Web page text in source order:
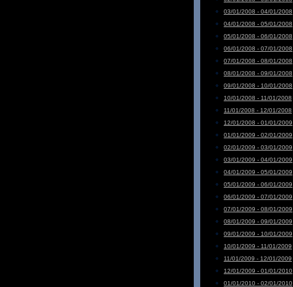
03/01/2008 - 04/01/2008
04/01/2008 - 05/01/2008
05/01/2008 - 06/01/2008
06/01/2008 - 07/01/2008
07/01/2008 - 08/01/2008
08/01/2008 - 09/01/2008
09/01/2008 - 10/01/2008
10/01/2008 - 11/01/2008
11/01/2008 - 12/01/2008
12/01/2008 - 01/01/2009
01/01/2009 - 02/01/2009
02/01/2009 - 03/01/2009
03/01/2009 - 04/01/2009
04/01/2009 - 05/01/2009
05/01/2009 - 06/01/2009
06/01/2009 - 07/01/2009
07/01/2009 - 08/01/2009
08/01/2009 - 09/01/2009
09/01/2009 - 10/01/2009
10/01/2009 - 11/01/2009
11/01/2009 - 12/01/2009
12/01/2009 - 01/01/2010
01/01/2010 - 02/01/2010